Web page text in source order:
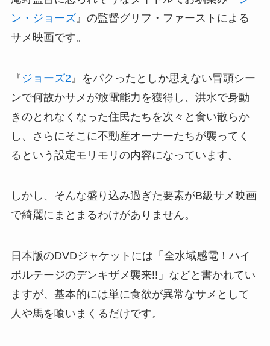
ン・ジョーズ』の監督グリフ・ファーストによる
サメ映画です。
『 ジョーズ2 』をパクったとしか思えない冒頭シー
ンで何故かサメが放電能力を獲得し、洪水で身動
きのとれなくなった住民たちを次々と食い散らか
し、さらにそこに不動産オーナーたちが襲ってく
るという設定モリモリの内容になっています。
しかし、そんな盛り込み過ぎた要素がB級サメ映画
で綺麗にまとまるわけがありません。
日本版のDVDジャケットには「全水域感電！ハイ
ボルテージのデンキザメ襲来!!」などと書かれてい
ますが、基本的には単に食欲が異常なサメとして
人や馬を喰いまくるだけです。